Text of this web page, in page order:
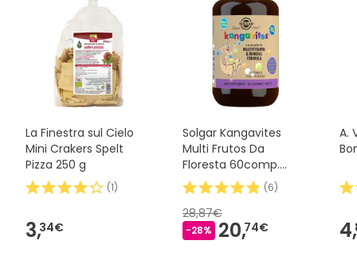
La Finestra sul Cielo
Mini Crakers Spelt
Pizza 250 g
(1)
3,34€
Solgar Kangavites
Multi Frutos Da
Floresta 60comp.
Mastigável
(6)
28,87€
-28% 20,74€
A.
4,